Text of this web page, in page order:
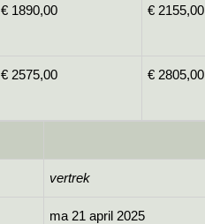
€ 1890,00 € 2155,00
€ 2575,00 € 2805,00
vertrek
ma 21 april 2025